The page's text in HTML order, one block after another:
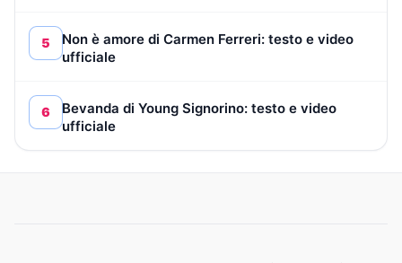
5
Non è amore di Carmen Ferreri: testo e video
ufficiale
6
Bevanda di Young Signorino: testo e video
ufficiale